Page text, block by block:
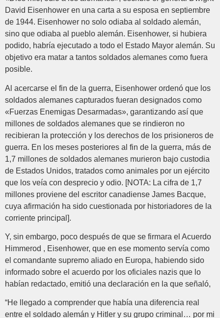
David Eisenhower en una carta a su esposa en septiembre
de 1944. Eisenhower no solo odiaba al soldado alemán,
sino que odiaba al pueblo alemán. Eisenhower, si hubiera
podido, habría ejecutado a todo el Estado Mayor alemán. Su
objetivo era matar a tantos soldados alemanes como fuera
posible.
Al acercarse el fin de la guerra, Eisenhower ordenó que los
soldados alemanes capturados fueran designados como
«Fuerzas Enemigas Desarmadas», garantizando así que
millones de soldados alemanes que se rindieron no
recibieran la protección y los derechos de los prisioneros de
guerra. En los meses posteriores al fin de la guerra, más de
1,7 millones de soldados alemanes murieron bajo custodia
de Estados Unidos, tratados como animales por un ejército
que los veía con desprecio y odio. [NOTA: La cifra de 1,7
millones proviene del escritor canadiense James Bacque,
cuya afirmación ha sido cuestionada por historiadores de la
corriente principal].
Y, sin embargo, poco después de que se firmara el Acuerdo
Himmerod , Eisenhower, que en ese momento servía como
el comandante supremo aliado en Europa, habiendo sido
informado sobre el acuerdo por los oficiales nazis que lo
habían redactado, emitió una declaración en la que señaló,
“He llegado a comprender que había una diferencia real
entre el soldado alemán y Hitler y su grupo criminal… por mi